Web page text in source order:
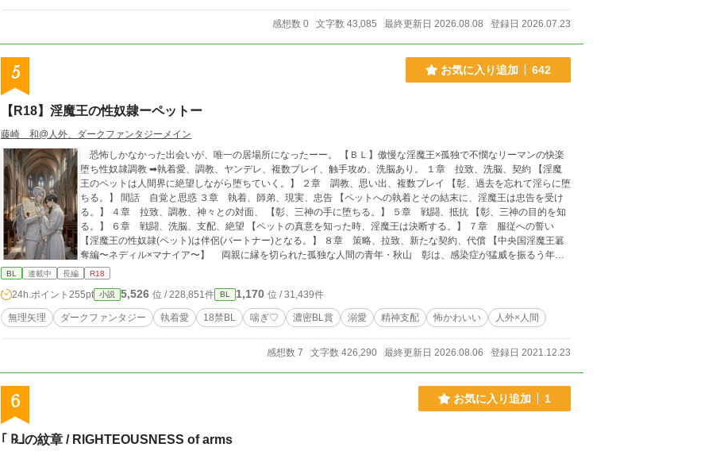
感想数 0 文字数 43,085 最終更新日 2026.08.08 登録日 2026.07.23
5 お気に入り追加 642
【R18】淫魔王の性奴隷ーペットー
藤崎 和@人外、ダークファンタジーメイン
恐怖しかなかった出会いが、唯一の居場所になったーー。 【ＢＬ】傲慢な淫魔王×孤独で不憫なリーマンの快楽
堕ち性奴隷調教 ➡︎執着愛、調教、ヤンデレ、複数プレイ、触手攻め、洗脳あり。 １章 拉致、洗脳、契約 【淫魔
王のペットは人間界に絶望しながら堕ちていく。】 ２章 調教、思い出、複数プレイ 【彰、過去を忘れて淫らに堕
ちる。】 間話 自覚と思惑 ３章 執着、師弟、現実、忠告 【ペットへの執着とその結末に、淫魔王は忠告を受け
る。】 ４章 拉致、調教、神々との対面、 【彰、三神の手に堕ちる。】 ５章 戦闘、抵抗 【彰、三神の目的を知
る。】 ６章 戦闘、洗脳、支配、絶望 【ペットの真意を知った時、淫魔王は決断する。】 ７章 服従への誓い
【淫魔王の性奴隷(ペット)は伴侶(パートナー)となる。】 ８章 策略、拉致、新たな契約、代償 【中央国淫魔王簒
奪編〜ネディル×マナイア〜】 両親に縁を切られた孤独な人間の青年・秋山 彰は、感染症が猛威を振るう年末
の夜、銀色の長い髪を持つ美麗の淫魔王アルカシスによって淫魔界に拉致されてしまう。困惑する彰はアルカシス
始まる。人外への恐怖や性奴隷への拒絶から当初彰はアルカシスに抵抗するが次第にアルカシスの美しさと彼との
調教生活に彰は心をアルカシスに依存させていく。アルカシスの性奴隷として彼に依存していく中、彰は自身が神
に選ばれた『魅惑の人』という特異体質であることを知り、神の伴侶になるよう決断を迫られる。そしてアルカシ
ペットと主ーという従僕から伴侶ーパートナーーという関係に発展する。 淫魔界に帰還した二人は、アルカシスの
生えながら一人の意思を持つ人間として上位淫魔と対峙していく。先代淫魔王を母に、闘神を父に持つアルカシス
は北に残された過去の遺産と決別するため一度追い詰めた北国随一の防御型女淫魔イルマの居場所を特定する
BL 連載中 長編 R18
24h.ポイント 255pt 小説 5,526 位 / 228,851件 BL 1,170 位 / 31,439件
無理矢理 ダークファンタジー 執着愛 18禁BL 喘ぎ♡ 濃密BL賞 溺愛 精神支配 怖かわいい 人外×人間
感想数 7 文字数 426,290 最終更新日 2026.08.06 登録日 2021.12.23
6 お気に入り追加 1
｢ ℞⅃の紋章 / RlGHTEOUSNESS of arms